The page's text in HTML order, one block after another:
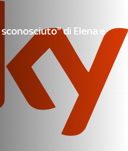
di Elena e